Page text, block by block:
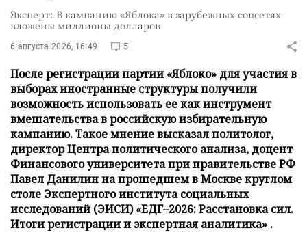
Эксперт: В кампанию «Яблока» в зарубежных соцсетях
вложены миллионы долларов
6 августа 2026, 16:49 5
После регистрации партии «Яблоко» для участия в
выборах иностранные структуры получили
возможность использовать ее как инструмент
вмешательства в российскую избирательную
кампанию. Такое мнение высказал политолог,
директор Центра политического анализа, доцент
Финансового университета при правительстве РФ
Павел Данилин на прошедшем в Москве круглом
столе Экспертного института социальных
исследований (ЭИСИ) «ЕДГ–2026: Расстановка сил.
Итоги регистрации и экспертная аналитика» .